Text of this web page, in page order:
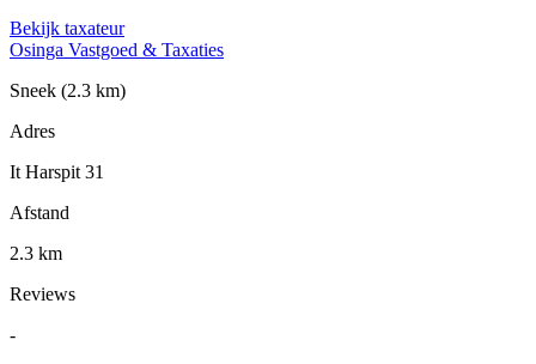
Bekijk taxateur
Osinga Vastgoed & Taxaties
Sneek (2.3 km)
Adres
It Harspit 31
Afstand
2.3 km
Reviews
-